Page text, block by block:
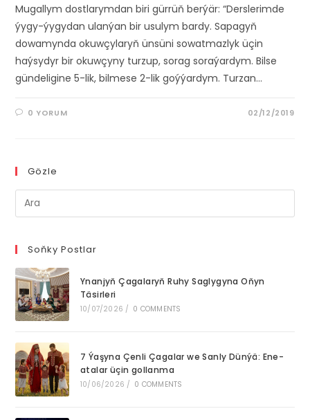
Mugallym dostlarymdan biri gürrüň berýär: “Derslerimde
ýygy-ýygydan ulanýan bir usulym bardy. Sapagyň
dowamynda okuwçylaryň ünsüni sowatmazlyk üçin
haýsydyr bir okuwçyny turzup, sorag soraýardym. Bilse
gündeligine 5-lik, bilmese 2-lik goýýardym. Turzan…
0 YORUM 02/12/2019
Gözle
Soňky Postlar
Ynanjyň Çagalaryň Ruhy Saglygyna Oňyn
Täsirleri
10/07/2026 / 0 COMMENTS
7 Ýaşyna Çenli Çagalar we Sanly Dünýä: Ene-
atalar üçin gollanma
10/06/2026 / 0 COMMENTS